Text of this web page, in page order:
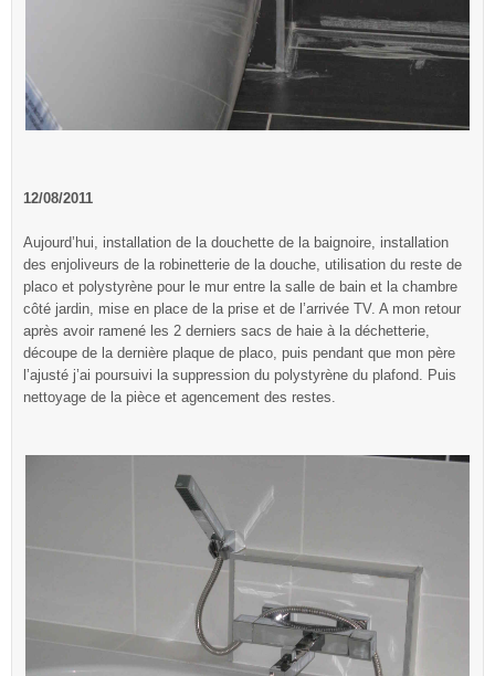
12/08/2011
Aujourd’hui, installation de la douchette de la baignoire, installation
des enjoliveurs de la robinetterie de la douche, utilisation du reste de
placo et polystyrène pour le mur entre la salle de bain et la chambre
côté jardin, mise en place de la prise et de l’arrivée TV. A mon retour
après avoir ramené les 2 derniers sacs de haie à la déchetterie,
découpe de la dernière plaque de placo, puis pendant que mon père
l’ajusté j’ai poursuivi la suppression du polystyrène du plafond. Puis
nettoyage de la pièce et agencement des restes.